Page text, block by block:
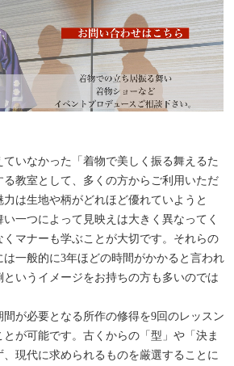
いなかった「着物で美しく振る舞えるた
教室として、多くの方からご利用いただ
は生地や柄がどれほど優れていようと
一つによって見映えは大きく異なってく
マナーも学ぶことが大切です。それらの
一般的に3年ほどの時間がかかると言われ
いうイメージをお持ちの方も多いのでは
が必要となる所作の修得を9回のレッスン
が可能です。古くからの「型」や「決ま
、現代に求められるものを厳選することに